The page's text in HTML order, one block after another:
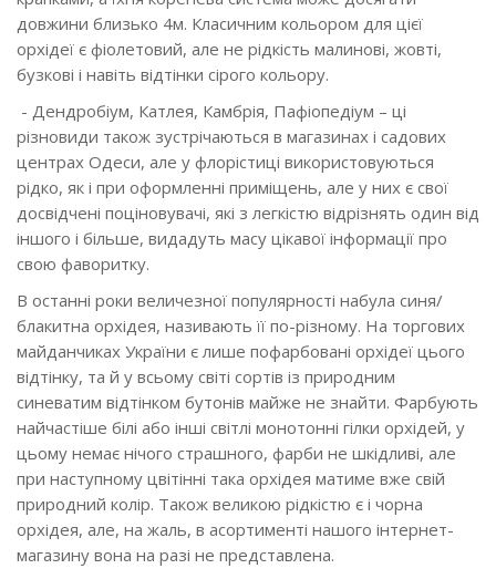
довжини близько 4м. Класичним кольором для цієї
орхідеї є фіолетовий, але не рідкість малинові, жовті,
бузкові і навіть відтінки сірого кольору.
- Дендробіум, Катлея, Камбрія, Пафіопедіум – ці
різновиди також зустрічаються в магазинах і садових
центрах Одеси, але у флорістиці використовуються
рідко, як і при оформленні приміщень, але у них є свої
досвідчені поціновувачі, які з легкістю відрізнять один від
іншого і більше, видадуть масу цікавої інформації про
свою фаворитку.
В останні роки величезної популярності набула синя/
блакитна орхідея, називають її по-різному. На торгових
майданчиках України є лише пофарбовані орхідеї цього
відтінку, та й у всьому світі сортів із природним
синеватим відтінком бутонів майже не знайти. Фарбують
найчастіше білі або інші світлі монотонні гілки орхідей, у
цьому немає нічого страшного, фарби не шкідливі, але
при наступному цвітінні така орхідея матиме вже свій
природний колір. Також великою рідкістю є і чорна
орхідея, але, на жаль, в асортименті нашого інтернет-
магазину вона на разі не представлена.